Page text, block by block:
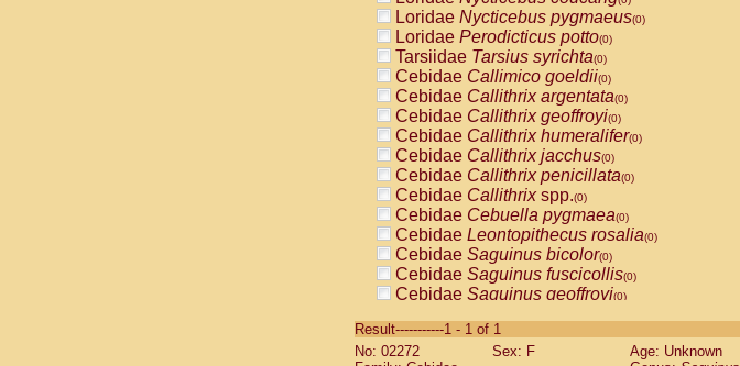
Loridae Nycticebus pygmaeus(0)
Loridae Perodicticus potto(0)
Tarsiidae Tarsius syrichta(0)
Cebidae Callimico goeldii(0)
Cebidae Callithrix argentata(0)
Cebidae Callithrix geoffroyi(0)
Cebidae Callithrix humeralifer(0)
Cebidae Callithrix jacchus(0)
Cebidae Callithrix penicillata(0)
Cebidae Callithrixspp.(0)
Cebidae Cebuella pygmaea(0)
Cebidae Leontopithecus rosalia(0)
Cebidae Saguinus bicolor(0)
Cebidae Saguinus fuscicollis(0)
Cebidae Saguinus geoffroyi(0)
CebidaeSaguinus labiatus(0)
Cebidae Saguinus leucopus (0)
Result-----------1 - 1 of 1
No: 02272
Sex: F
Age: Unknown